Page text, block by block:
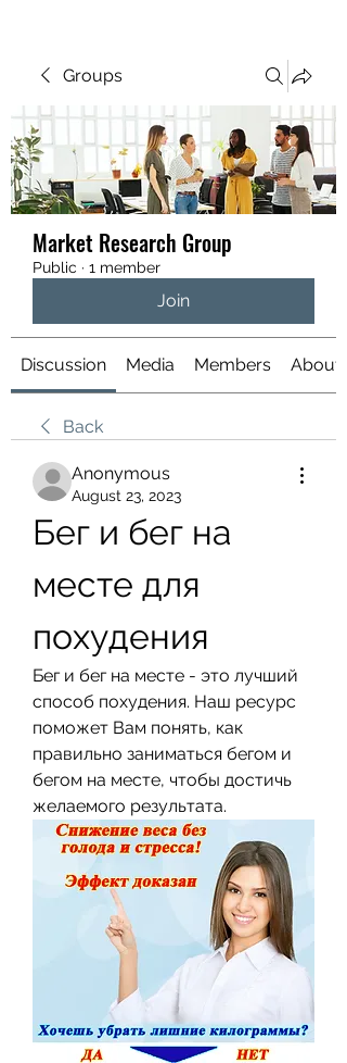
Groups
Market Research Group
Public · 1 member
Join
Discussion Media Members About
Back
Anonymous
August 23, 2023
Бег и бег на
месте для
похудения
Бег и бег на месте - это лучший
способ похудения. Наш ресурс
поможет Вам понять, как
правильно заниматься бегом и
бегом на месте, чтобы достичь
желаемого результата.